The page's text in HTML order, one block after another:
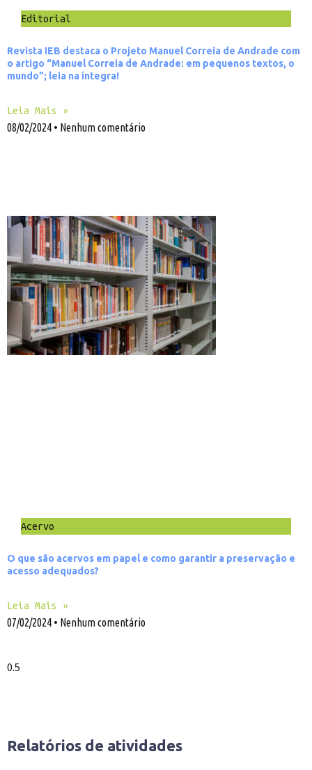
Editorial
Revista IEB destaca o Projeto Manuel Correia de Andrade com
o artigo “Manuel Correia de Andrade: em pequenos textos, o
mundo”; leia na íntegra!
Leia Mais »
08/02/2024 Nenhum comentário
Acervo
O que são acervos em papel e como garantir a preservação e
acesso adequados?
Leia Mais »
07/02/2024 Nenhum comentário
Relatórios de atividades